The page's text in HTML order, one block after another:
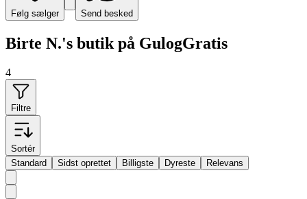
Følg sælger Send besked
Birte N.'s butik på GulogGratis
4
Filtre
Sortér
Standard
Sidst oprettet Billigste Dyreste Relevans